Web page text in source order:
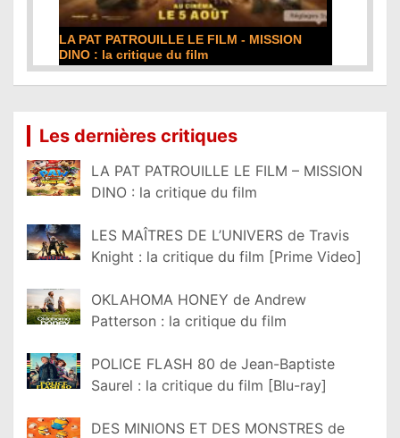
LA PAT PATROUILLE LE FILM - MISSION
DINO : la critique du film
Les dernières critiques
LA PAT PATROUILLE LE FILM – MISSION
DINO : la critique du film
LES MAÎTRES DE L’UNIVERS de Travis
Knight : la critique du film [Prime Video]
OKLAHOMA HONEY de Andrew
Patterson : la critique du film
POLICE FLASH 80 de Jean-Baptiste
Saurel : la critique du film [Blu-ray]
DES MINIONS ET DES MONSTRES de